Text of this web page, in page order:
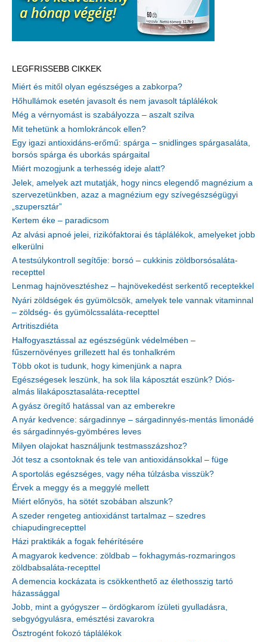
LEGFRISSEBB CIKKEK
Miért és mitől olyan egészséges a zabkorpa?
Hőhullámok esetén javasolt és nem javasolt táplálékok
Még a vérnyomást is szabályozza – aszalt szilva
Mit tehetünk a homlokráncok ellen?
Egy igazi antioxidáns-erőmű: spárga – snidlinges spárgasaláta,
borsós spárga és uborkás spárgaital
Miért mozogjunk a terhesség ideje alatt?
Jelek, amelyek azt mutatják, hogy nincs elegendő magnézium a
szervezetünkben, azaz a magnézium egy szívegészségügyi
„szupersztár”
Kertem éke – paradicsom
Az alvási apnoé jelei, rizikófaktorai és táplálékok, amelyeket jobb
elkerülni
A testsúlykontroll segítője: borsó – cukkinis zöldborsósaláta-
recepttel
Lenmag hajnövesztéshez – hajnövekedést serkentő receptekkel
Nyári zöldségek és gyümölcsök, amelyek tele vannak vitaminnal
– zöldség- és gyümölcssaláta-recepttel
Artritiszdiéta
Halfogyasztással az egészségünk védelmében –
fűszernövényes grillezett hal és tonhalkrém
Több okot is tudunk, hogy kimenjünk a napra
Egészségesek leszünk, ha sok lila káposztát eszünk? Diós-
almás lilakáposztasaláta-recepttel
A gyász öregítő hatással van az emberekre
A nyár kedvence: sárgadinnye – sárgadinnyés-mentás limonádé
és sárgadinnyés-gyömbéres leves
Milyen olajokat használjunk testmasszázshoz?
Jót tesz a csontoknak és tele van antioxidánsokkal – füge
A sportolás egészséges, vagy néha túlzásba visszük?
Érvek a meggy és a meggylé mellett
Miért előnyös, ha sötét szobában alszunk?
A szeder rengeteg antioxidánst tartalmaz – szedres
chiapudingrecepttel
Házi praktikák a fogak fehérítésére
A magyarok kedvence: zöldbab – fokhagymás-rozmaringos
zöldbabsaláta-recepttel
A demencia kockázata is csökkenthető az élethosszig tartó
házassággal
Jobb, mint a gyógyszer – ördögkarom ízületi gyulladásra,
sebgyógyulásra, emésztési zavarokra
Ösztrogént fokozó táplálékok